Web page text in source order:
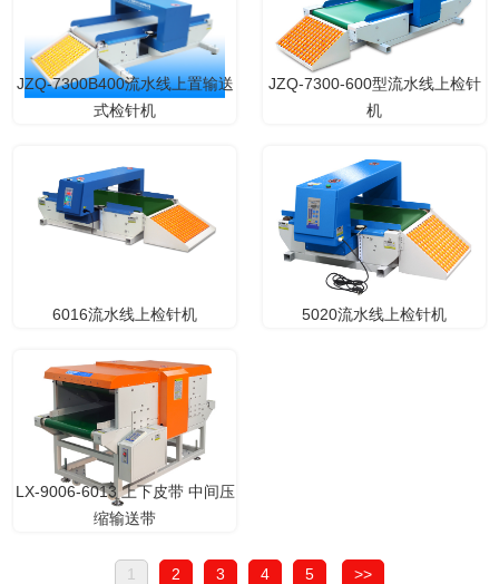
JZQ-7300B400流水线上置输送
式检针机
JZQ-7300-600型流水线上检针
机
6016流水线上检针机 5020流水线上检针机
LX-9006-6013 上下皮带 中间压
缩输送带
1 2 3 4 5 >>